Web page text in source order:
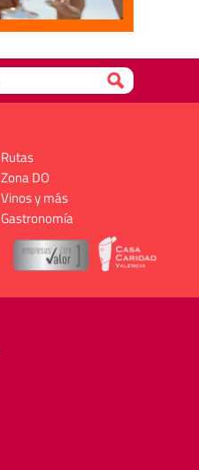
Rutas
Zona DO
Vinos y más
Gastronomía